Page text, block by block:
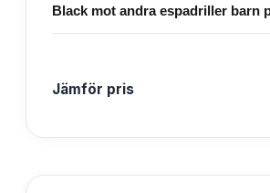
Black mot andra espadriller barn
Jämför pris